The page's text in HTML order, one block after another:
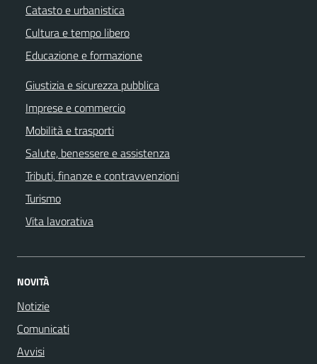
Catasto e urbanistica
Cultura e tempo libero
Educazione e formazione
Giustizia e sicurezza pubblica
Imprese e commercio
Mobilità e trasporti
Salute, benessere e assistenza
Tributi, finanze e contravvenzioni
Turismo
Vita lavorativa
NOVITÀ
Notizie
Comunicati
Avvisi